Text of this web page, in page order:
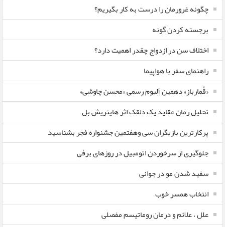
چگونه غرورمان را درست به کار بگیریم؟
برجسته کردن گونه
اختلاف سن در ازدواج چقدر اهمیت دارد؟
راهنمای سفر با هواپیما
«قُمارباز» دهمین آلبوم رسمی «محسن چاوشی»
تحلیل رمان عقاید یک دلقک اثر هاینریش بل
پرکارترین بازیگران سی وهفتمین جشنواره فجر بشناسید
جلوگیری از سرخوردن اتومبیل در روزهای برفی
سفید شدن مو در جوانی
انتخاب همسر خوب
علل ، علائم و درمان روماتیسم مفصلی